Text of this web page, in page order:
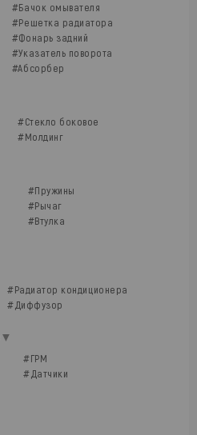
#Бачок омывателя
#Решетка радиатора
#Фонарь задний
#Указатель поворота
#Абсорбер
#Стекло боковое
#Молдинг
#Пружины
#Рычаг
#Втулка
#Радиатор кондиционера
#Диффузор
#ГРМ
#Датчики